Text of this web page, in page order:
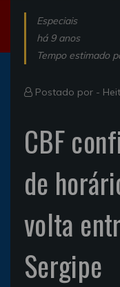
Especiais
há 9 anos
Tempo estimado
Postado por -
CBF
de
volta
Sergipe